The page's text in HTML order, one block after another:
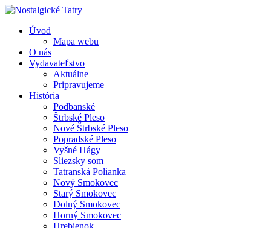
Úvod
Mapa webu
O nás
Vydavateľstvo
Aktuálne
Pripravujeme
História
Podbanské
Štrbské Pleso
Nové Štrbské Pleso
Popradské Pleso
Vyšné Hágy
Sliezsky som
Tatranská Polianka
Nový Smokovec
Starý Smokovec
Dolný Smokovec
Horný Smokovec
Hrebienok